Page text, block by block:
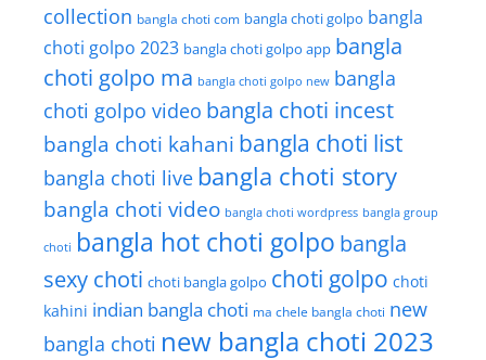
collection bangla choti com bangla choti golpo bangla
choti golpo 2023 bangla choti golpo app bangla
choti golpo ma bangla choti golpo new bangla
choti golpo video bangla choti incest
bangla choti kahani bangla choti list
bangla choti live bangla choti story
bangla choti video bangla choti wordpress bangla group
choti bangla hot choti golpo bangla
sexy choti choti bangla golpo choti golpo choti
kahini indian bangla choti ma chele bangla choti new
bangla choti new bangla choti 2023